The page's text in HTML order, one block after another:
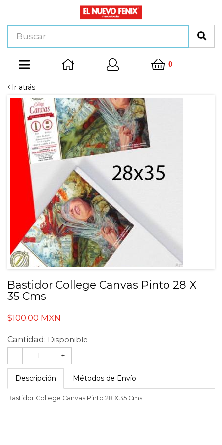
0
Ir atrás
Bastidor College Canvas Pinto 28 X
35 Cms
$100.00 MXN
Cantidad: Disponible
-
+
Descripción Métodos de Envío
Bastidor College Canvas Pinto 28 X 35 Cms